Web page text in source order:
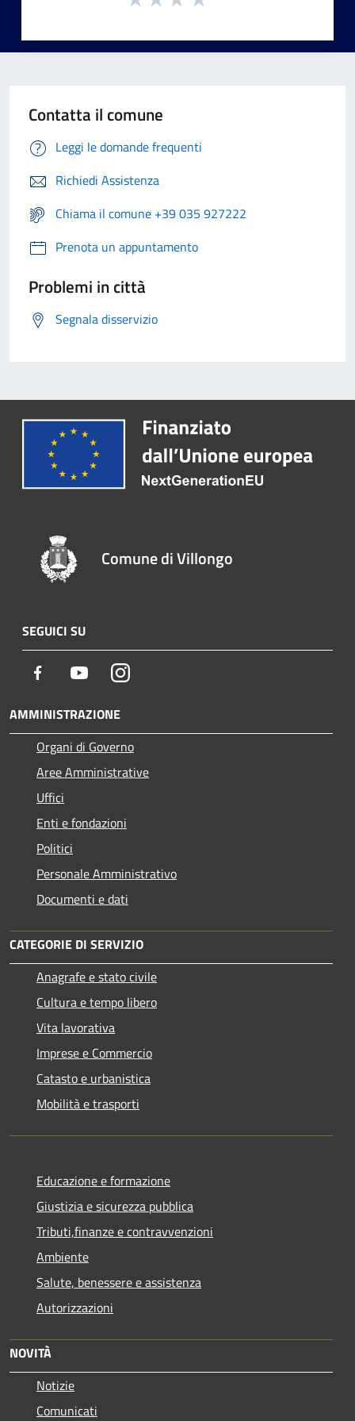
Contatta il comune
Leggi le domande frequenti
Richiedi Assistenza
Chiama il comune +39 035 927222
Prenota un appuntamento
Problemi in città
Segnala disservizio
Comune di Villongo
SEGUICI SU
Facebook YoutubeInstagram
AMMINISTRAZIONE
Organi di Governo
Aree Amministrative
Uffici
Enti e fondazioni
Politici
Personale Amministrativo
Documenti e dati
CATEGORIE DI SERVIZIO
Anagrafe e stato civile
Cultura e tempo libero
Vita lavorativa
Imprese e Commercio
Catasto e urbanistica
Mobilità e trasporti
Educazione e formazione
Giustizia e sicurezza pubblica
Tributi,finanze e contravvenzioni
Ambiente
Salute, benessere e assistenza
Autorizzazioni
NOVITÀ
Notizie
Comunicati